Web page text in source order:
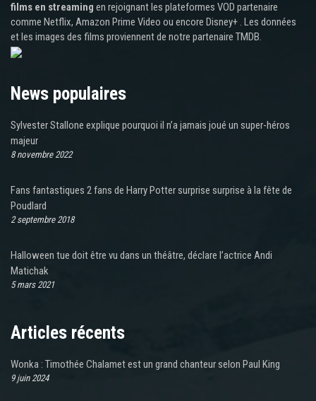
films en streaming en rejoignant les plateformes VOD partenaire
comme Netflix, Amazon Prime Video ou encore Disney+ . Les données
et les images des films proviennent de notre partenaire TMDB.
News populaires
Sylvester Stallone explique pourquoi il n’a jamais joué un super-héros
majeur
8 novembre 2022
Fans fantastiques 2 fans de Harry Potter surprise surprise à la fête de
Poudlard
2 septembre 2018
Halloween tue doit être vu dans un théâtre, déclare l’actrice Andi
Matichak
5 mars 2021
Articles récents
Wonka : Timothée Chalamet est un grand chanteur selon Paul King
9 juin 2024